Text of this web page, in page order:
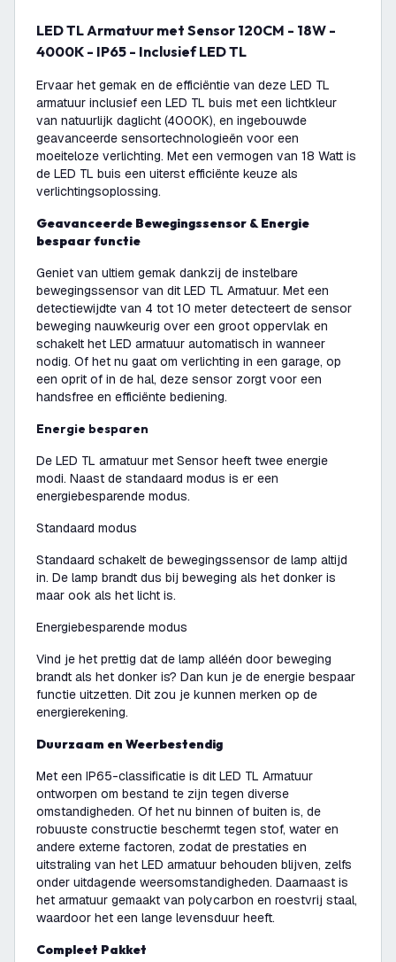
LED TL Armatuur met Sensor 120CM - 18W -
4000K - IP65 - Inclusief LED TL
Ervaar het gemak en de efficiëntie van deze LED TL
armatuur inclusief een LED TL buis met een lichtkleur
van natuurlijk daglicht (4000K), en ingebouwde
geavanceerde sensortechnologieën voor een
moeiteloze verlichting. Met een vermogen van 18 Watt is
de LED TL buis een uiterst efficiënte keuze als
verlichtingsoplossing.
Geavanceerde Bewegingssensor & Energie
bespaar functie
Geniet van ultiem gemak dankzij de instelbare
bewegingssensor van dit LED TL Armatuur. Met een
detectiewijdte van 4 tot 10 meter detecteert de sensor
beweging nauwkeurig over een groot oppervlak en
schakelt het LED armatuur automatisch in wanneer
nodig. Of het nu gaat om verlichting in een garage, op
een oprit of in de hal, deze sensor zorgt voor een
handsfree en efficiënte bediening.
Energie besparen
De LED TL armatuur met Sensor heeft twee energie
modi. Naast de standaard modus is er een
energiebesparende modus.
Standaard modus
Standaard schakelt de bewegingssensor de lamp altijd
in. De lamp brandt dus bij beweging als het donker is
maar ook als het licht is.
Energiebesparende modus
Vind je het prettig dat de lamp alléén door beweging
brandt als het donker is? Dan kun je de energie bespaar
functie uitzetten. Dit zou je kunnen merken op de
energierekening.
Duurzaam en Weerbestendig
Met een IP65-classificatie is dit LED TL Armatuur
ontworpen om bestand te zijn tegen diverse
omstandigheden. Of het nu binnen of buiten is, de
robuuste constructie beschermt tegen stof, water en
andere externe factoren, zodat de prestaties en
uitstraling van het LED armatuur behouden blijven, zelfs
onder uitdagende weersomstandigheden. Daarnaast is
het armatuur gemaakt van polycarbon en roestvrij staal,
waardoor het een lange levensduur heeft.
Compleet Pakket